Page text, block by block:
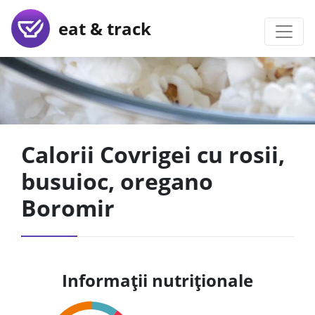
eat & track
Calorii Covrigei cu rosii,
busuioc, oregano
Boromir
Informații nutriționale